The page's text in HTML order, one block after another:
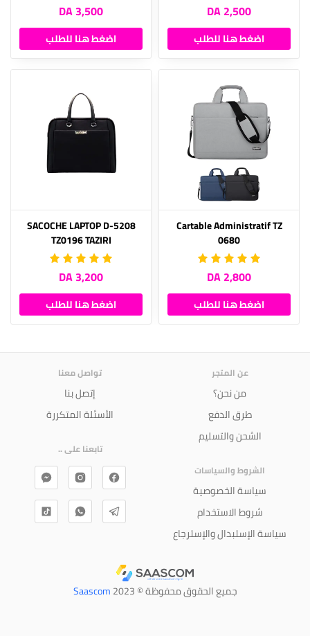
2,500 DA
اضغط هنا للطلب
3,500 DA
اضغط هنا للطلب
Cartable Administratif TZ
0680
2,800 DA
اضغط هنا للطلب
SACOCHE LAPTOP D-5208
TZ0196 TAZIRI
3,200 DA
اضغط هنا للطلب
عن المتجر
من نحن؟
طرق الدفع
الشحن والتسليم
الشروط والسياسات
سياسة الخصوصية
شروط الاستخدام
سياسة الإستبدال والإسترجاع
تواصل معنا
إتصل بنا
الأسئلة المتكررة
تابعنا على ..
جميع الحقوق محفوظة © 2023 Saascom